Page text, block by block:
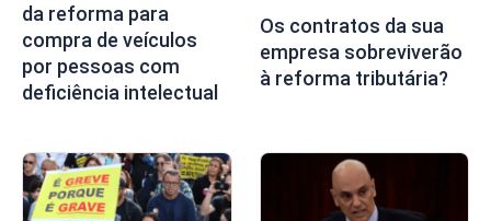
da reforma para
compra de veículos
por pessoas com
deficiência intelectual
Os contratos da sua
empresa sobreviverão
à reforma tributária?